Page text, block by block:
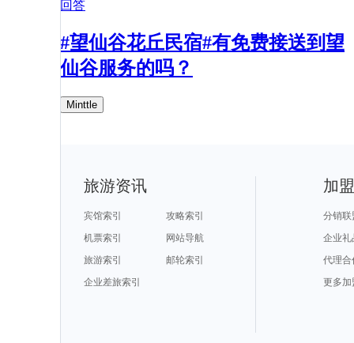
回答
#望仙谷花丘民宿#有免费接送到望
仙谷服务的吗？
Minttle
旅游资讯
宾馆索引
攻略索引
机票索引
网站导航
旅游索引
邮轮索引
企业差旅索引
加
分销联
企业礼
代理合
更多加